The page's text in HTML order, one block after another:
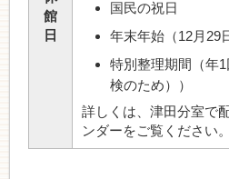
館
日
国民の祝日
年末年始（12月29
特別整理期間（年
検のため））
詳しくは、津田分室で
ンダーをご覧ください。